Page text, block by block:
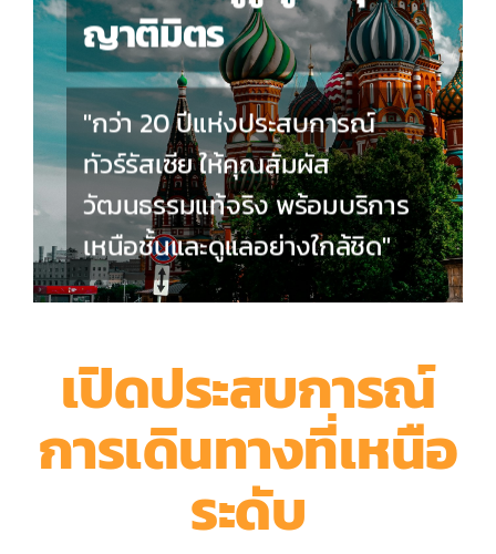
Gallery
Contact
ญาติมิตร
"กว่า 20 ปีแห่งประสบการณ์
ทัวร์รัสเซีย ให้คุณสัมผัส
วัฒนธรรมแท้จริง พร้อมบริการ
เหนือชั้นและดูแลอย่างใกล้ชิด"
เปิดประสบการณ์
การเดินทางที่เหนือ
ระดับ